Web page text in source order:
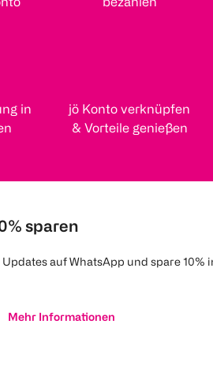
in
jö Konto verknüpfen
& Vorteile genießen
sparen
auf WhatsApp und spare 10%
Mehr Informationen